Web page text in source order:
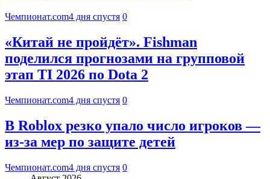
Чемпионат.com4 дня спустя 0
«Китай не пройдёт». Fishman
поделился прогнозами на групповой
этап TI 2026 по Dota 2
Чемпионат.com4 дня спустя 0
В Roblox резко упало число игроков —
из-за мер по защите детей
Чемпионат.com4 дня спустя 0